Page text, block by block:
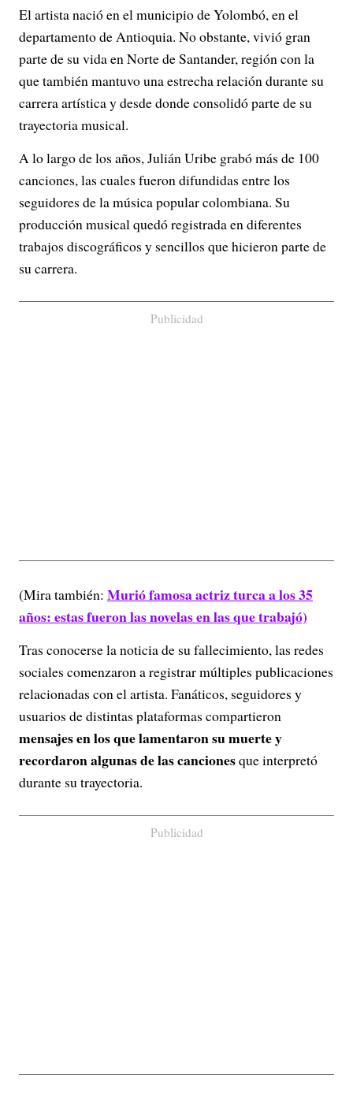
El artista nació en el municipio de Yolombó, en el
departamento de Antioquia. No obstante, vivió gran
parte de su vida en Norte de Santander, región con la
que también mantuvo una estrecha relación durante su
carrera artística y desde donde consolidó parte de su
trayectoria musical.
A lo largo de los años, Julián Uribe grabó más de 100
canciones, las cuales fueron difundidas entre los
seguidores de la música popular colombiana. Su
producción musical quedó registrada en diferentes
trabajos discográficos y sencillos que hicieron parte de
su carrera.
Publicidad
(Mira también: Murió famosa actriz turca a los 35
años: estas fueron las novelas en las que trabajó)
Tras conocerse la noticia de su fallecimiento, las redes
sociales comenzaron a registrar múltiples publicaciones
relacionadas con el artista. Fanáticos, seguidores y
usuarios de distintas plataformas compartieron
mensajes en los que lamentaron su muerte y
recordaron algunas de las cancionesque interpretó
durante su trayectoria.
Publicidad